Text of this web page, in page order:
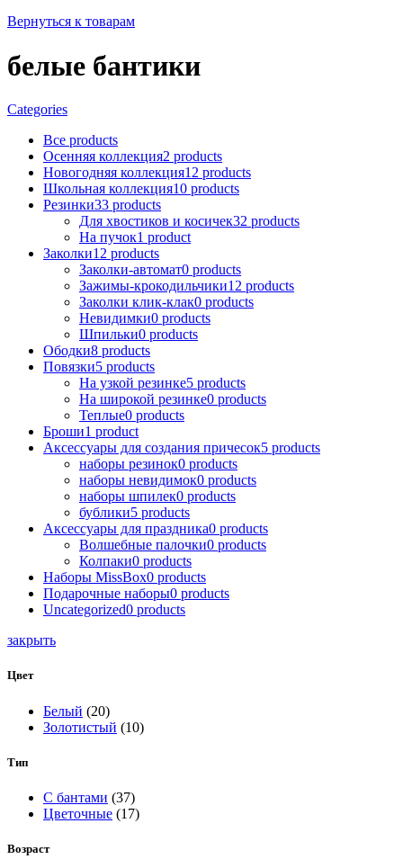
Вернуться к товарам
белые бантики
Categories
Все products
Осенняя коллекция2 products
Новогодняя коллекция12 products
Школьная коллекция10 products
Резинки33 products
Для хвостиков и косичек32 products
На пучок1 product
Заколки12 products
Заколки-автомат0 products
Зажимы-крокодильчики12 products
Заколки клик-клак0 products
Невидимки0 products
Шпильки0 products
Ободки8 products
Повязки5 products
На узкой резинке5 products
На широкой резинке0 products
Теплые0 products
Броши1 product
Аксессуары для создания причесок5 products
наборы резинок0 products
наборы невидимок0 products
наборы шпилек0 products
бублики5 products
Аксессуары для праздника0 products
Волшебные палочки0 products
Колпаки0 products
Наборы MissBox0 products
Подарочные наборы0 products
Uncategorized0 products
закрыть
Цвет
Белый (20)
Золотистый (10)
Тип
С бантами (37)
Цветочные (17)
Возраст